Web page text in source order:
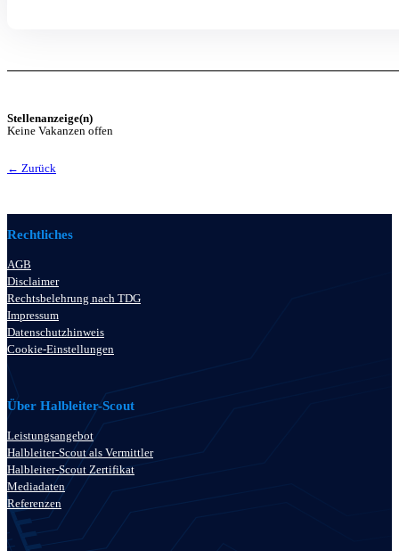
Stellenanzeige(n)
Keine Vakanzen offen
← Zurück
Rechtliches
AGB
Disclaimer
Rechtsbelehrung nach TDG
Impressum
Datenschutzhinweis
Cookie-Einstellungen
Über Halbleiter-Scout
Leistungsangebot
Halbleiter-Scout als Vermittler
Halbleiter-Scout Zertifikat
Mediadaten
Referenzen